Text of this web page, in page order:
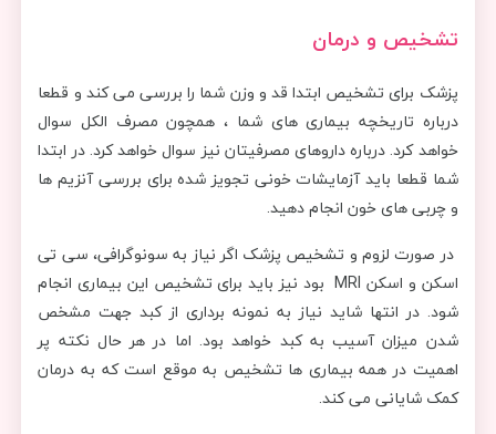
تشخیص و درمان
پزشک برای تشخیص ابتدا قد و وزن شما را بررسی می کند و قطعا
درباره تاریخچه بیماری های شما ، همچون مصرف الکل سوال
خواهد کرد. درباره داروهای مصرفیتان نیز سوال خواهد کرد. در ابتدا
شما قطعا باید آزمایشات خونی تجویز شده برای بررسی آنزیم ها
و چربی های خون انجام دهید.
در صورت لزوم و تشخیص پزشک اگر نیاز به سونوگرافی، سی تی
اسکن و اسکن MRI بود نیز باید برای تشخیص این بیماری انجام
شود. در انتها شاید نیاز به نمونه برداری از کبد جهت مشخص
شدن میزان آسیب به کبد خواهد بود. اما در هر حال نکته پر
اهمیت در همه بیماری ها تشخیص به موقع است که به درمان
کمک شایانی می کند.